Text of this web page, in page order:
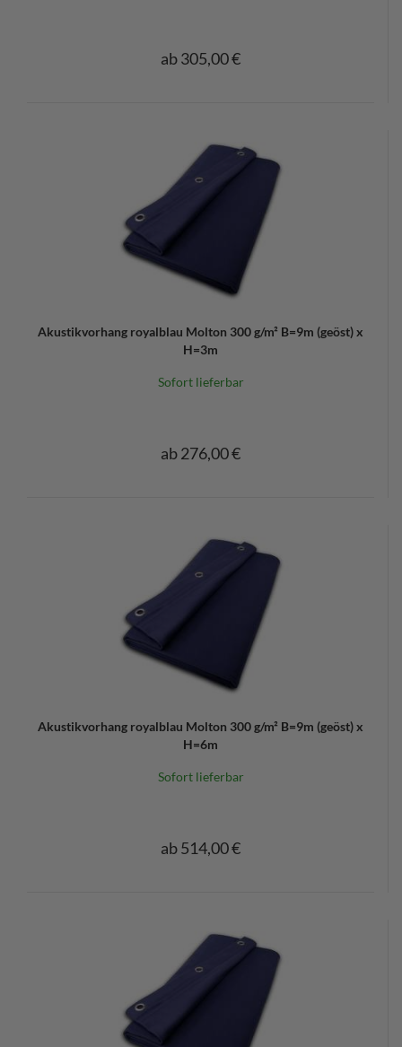
ab 305,00 €
Akustikvorhang royalblau Molton 300 g/m² B=9m (geöst) x
H=3m
Sofort lieferbar
ab 276,00 €
Akustikvorhang royalblau Molton 300 g/m² B=9m (geöst) x
H=6m
Sofort lieferbar
ab 514,00 €